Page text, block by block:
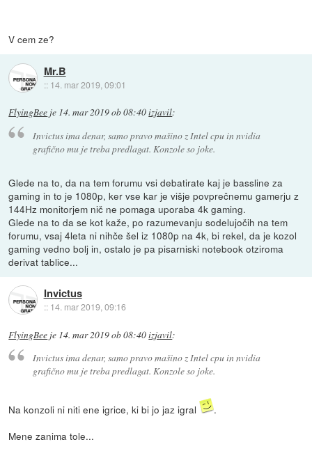
V cem ze?
Mr.B
:: 14. mar 2019, 09:01
FlyingBee je 14. mar 2019 ob 08:40izjavil:
Invictus ima denar, samo pravo mašino z Intel cpu in nvidia
grafično mu je treba predlagat. Konzole so joke.
Glede na to, da na tem forumu vsi debatirate kaj je bassline za
gaming in to je 1080p, ker vse kar je višje povprečnemu gamerju z
144Hz monitorjem nič ne pomaga uporaba 4k gaming.
Glede na to da se kot kaže, po razumevanju sodelujočih na tem
forumu, vsaj 4leta ni nihče šel iz 1080p na 4k, bi rekel, da je kozol
gaming vedno bolj in, ostalo je pa pisarniski notebook otziroma
derivat tablice...
Invictus
:: 14. mar 2019, 09:16
FlyingBee je 14. mar 2019 ob 08:40izjavil:
Invictus ima denar, samo pravo mašino z Intel cpu in nvidia
grafično mu je treba predlagat. Konzole so joke.
Na konzoli ni niti ene igrice, ki bi jo jaz igral
.
Mene zanima tole...